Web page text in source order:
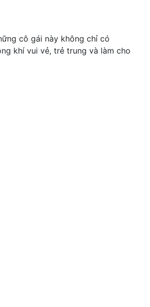
cô gái này không chỉ có
khí vui vẻ, trẻ trung và làm cho